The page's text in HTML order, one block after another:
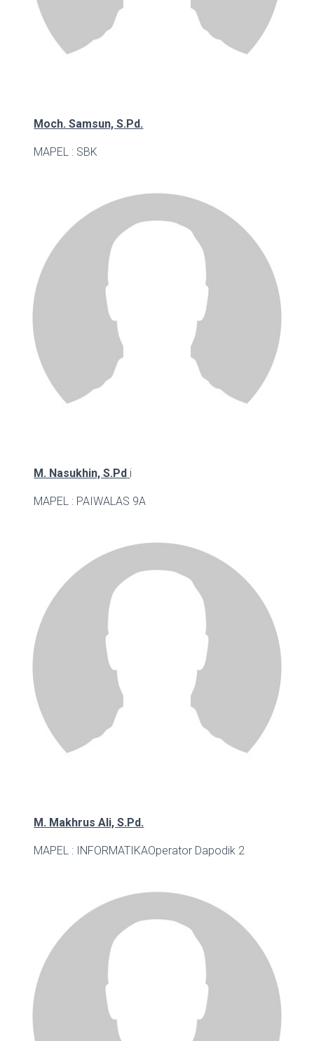
Moch. Samsun, S.Pd.
MAPEL : SBK
M. Nasukhin, S.Pd i
MAPEL : PAIWALAS 9A
M. Makhrus Ali, S.Pd.
MAPEL : INFORMATIKAOperator Dapodik 2